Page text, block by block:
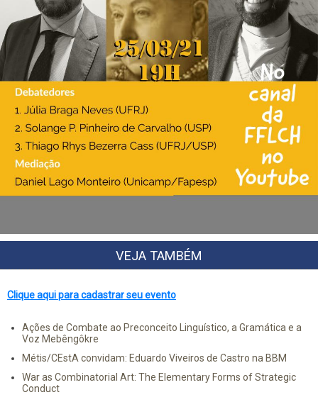
VEJA TAMBÉM
Clique aqui para cadastrar seu evento
Ações de Combate ao Preconceito Linguístico, a Gramática e a
Voz Mebêngôkre
Métis/CEstA convidam: Eduardo Viveiros de Castro na BBM
War as Combinatorial Art: The Elementary Forms of Strategic
Conduct